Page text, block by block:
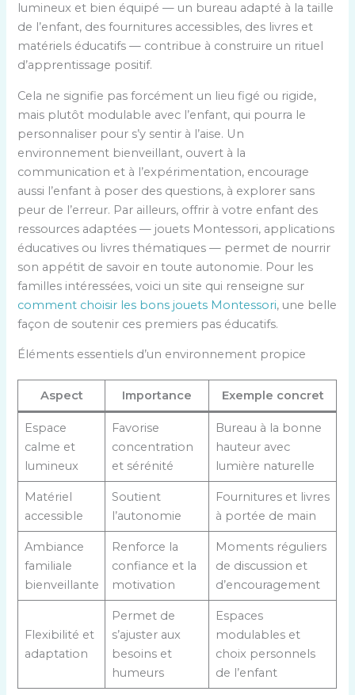
lumineux et bien équipé — un bureau adapté à la taille
de l’enfant, des fournitures accessibles, des livres et
matériels éducatifs — contribue à construire un rituel
d’apprentissage positif.
Cela ne signifie pas forcément un lieu figé ou rigide,
mais plutôt modulable avec l’enfant, qui pourra le
personnaliser pour s’y sentir à l’aise. Un
environnement bienveillant, ouvert à la
communication et à l’expérimentation, encourage
aussi l’enfant à poser des questions, à explorer sans
peur de l’erreur. Par ailleurs, offrir à votre enfant des
ressources adaptées — jouets Montessori, applications
éducatives ou livres thématiques — permet de nourrir
son appétit de savoir en toute autonomie. Pour les
familles intéressées, voici un site qui renseigne sur
comment choisir les bons jouets Montessori, une belle
façon de soutenir ces premiers pas éducatifs.
Éléments essentiels d’un environnement propice
Aspect Importance Exemple concret
Espace
calme et
lumineux
Favorise
concentration
et sérénité
Bureau à la bonne
hauteur avec
lumière naturelle
Matériel
accessible
Soutient
l’autonomie
Fournitures et livres
à portée de main
Ambiance
familiale
bienveillante
Renforce la
confiance et la
motivation
Moments réguliers
de discussion et
d’encouragement
Flexibilité et
adaptation
Permet de
s’ajuster aux
besoins et
humeurs
Espaces
modulables et
choix personnels
de l’enfant